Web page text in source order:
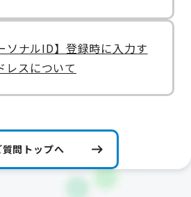
ソナルID】登録時に入力す
レスについて
問トップへ